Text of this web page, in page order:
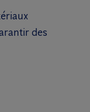
des